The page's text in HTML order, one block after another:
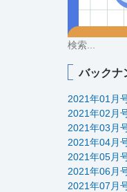
バックナ
2021年01月
2021年02月
2021年03月
2021年04月
2021年05月
2021年06月
2021年07月